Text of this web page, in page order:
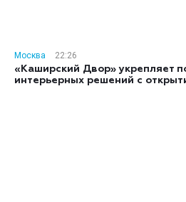
Москва
22:26
«Каширский Двор» укрепляет
интерьерных решений с